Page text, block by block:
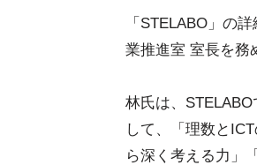
「STELABO」の
業推進室 室長を務
林氏は、
して、「理数と
ら深く考える力」